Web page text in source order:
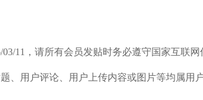
11，请所有会员发贴时务必遵守国家互联
、用户评论、用户上传内容或图片等均属